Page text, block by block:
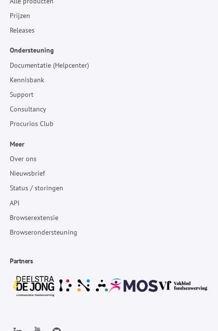
Prijzen
Releases
Ondersteuning
Documentatie (Helpcenter)
Kennisbank
Support
Consultancy
Procurios Club
Meer
Over ons
Nieuwsbrief
Status / storingen
API
Browserextensie
Browserondersteuning
Partners